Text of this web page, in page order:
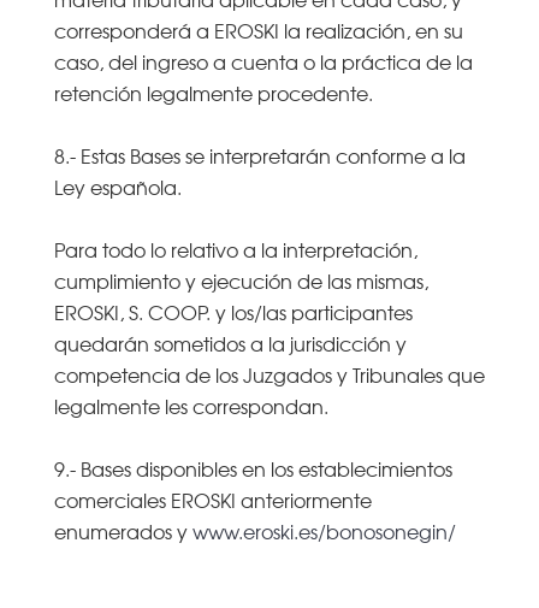
corresponderá a EROSKI la realización, en su
caso, del ingreso a cuenta o la práctica de la
retención legalmente procedente.
8.- Estas Bases se interpretarán conforme a la
Ley española.
Para todo lo relativo a la interpretación,
cumplimiento y ejecución de las mismas,
EROSKI, S. COOP. y los/las participantes
quedarán sometidos a la jurisdicción y
competencia de los Juzgados y Tribunales que
legalmente les correspondan.
9.- Bases disponibles en los establecimientos
comerciales EROSKI anteriormente
enumerados ywww.eroski.es/bonosonegin/